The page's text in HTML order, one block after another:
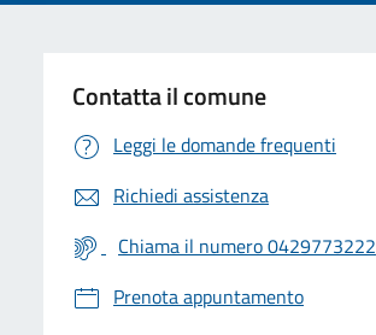
Contatta il comune
Leggi le domande frequenti
Richiedi assistenza
Chiama il numero 0429773222
Prenota appuntamento